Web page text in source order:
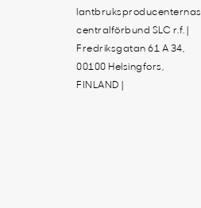
lantbruksproducenternas
centralförbund SLC r.f. |
Fredriksgatan 61 A 34,
00100 Helsingfors,
FINLAND |